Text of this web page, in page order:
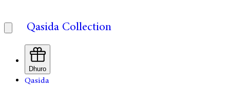
Qasida Collection
Dhuro
Qasida